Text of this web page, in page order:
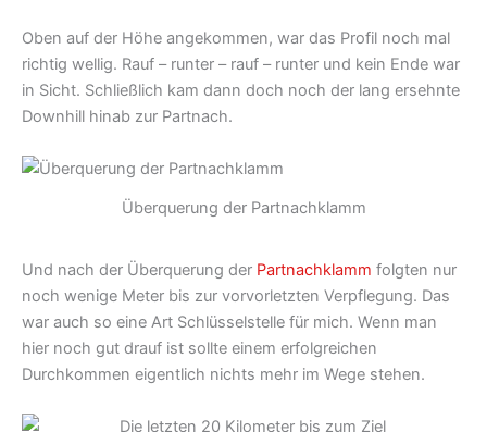
Oben auf der Höhe angekommen, war das Profil noch mal
richtig wellig. Rauf – runter – rauf – runter und kein Ende war
in Sicht. Schließlich kam dann doch noch der lang ersehnte
Downhill hinab zur Partnach.
Überquerung der Partnachklamm
Und nach der Überquerung der Partnachklamm folgten nur
noch wenige Meter bis zur vorvorletzten Verpflegung. Das
war auch so eine Art Schlüsselstelle für mich. Wenn man
hier noch gut drauf ist sollte einem erfolgreichen
Durchkommen eigentlich nichts mehr im Wege stehen.